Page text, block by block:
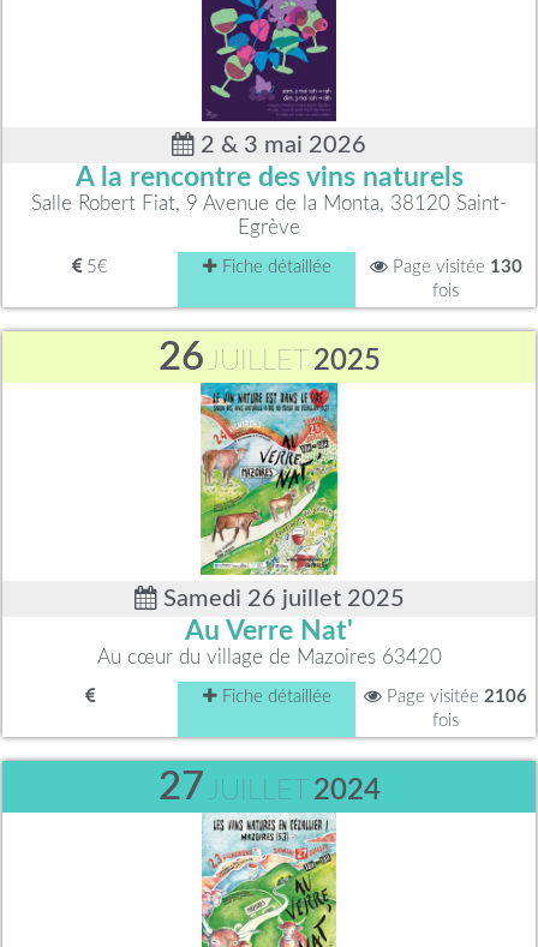
2 & 3 mai 2026
A la rencontre des vins naturels
Salle Robert Fiat, 9 Avenue de la Monta, 38120 Saint-
Egrève
5€ Fiche détaillée Page visitée 130
fois
26JUILLET 2025
Samedi 26 juillet 2025
Au Verre Nat'
Au cœur du village de Mazoires 63420
Fiche détaillée Page visitée 2106
fois
27 JUILLET 2024